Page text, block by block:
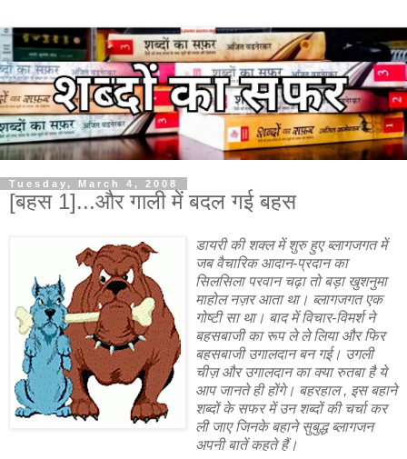
Tuesday, March 4, 2008
[बहस 1]...और गाली में बदल गई बहस
डायरी की शक्ल में शुरु हुए ब्लागजगत में
जब वैचारिक आदान-प्रदान का
सिलसिला परवान चढ़ा तो बड़ा खुशनुमा
माहोल नज़र आता था। ब्लागजगत एक
गोष्टी सा था। बाद में विचार-विमर्श ने
बहसबाजी का रूप ले ले लिया और फिर
बहसबाजी उगालदान बन गई। उगली
चीज़ और उगालदान का क्या रुतबा है ये
आप जानते ही होंगे। बहरहाल , इस बहाने
शब्दों के सफर में उन शब्दों की चर्चा कर
ली जाए जिनके बहाने सुबुद्ध ब्लागजन
अपनी बातें कहते हैं।